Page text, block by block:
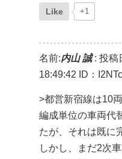
Like +1
名前:内山 誠: 投稿
18:49:42
ID：
>都営新宿線は10
編成単位の車両代
たが、それは既に
しかし、まだ2次